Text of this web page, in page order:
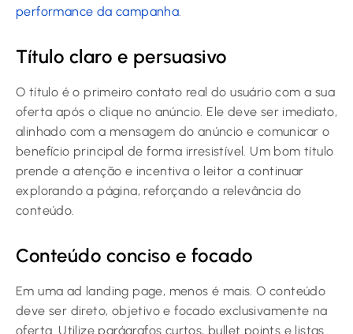
performance da campanha
Título claro e persuasivo
O título é o primeiro contato real do usuário com a sua
oferta após o clique no anúncio. Ele deve ser imediato,
alinhado com a mensagem do anúncio e comunicar o
benefício principal de forma irresistível. Um bom título
prende a atenção e incentiva o leitor a continuar
explorando a página, reforçando a relevância do
conteúdo.
Conteúdo conciso e focado
Em uma ad landing page, menos é mais. O conteúdo
deve ser direto, objetivo e focado exclusivamente na
oferta. Utilize parágrafos curtos, bullet points e listas